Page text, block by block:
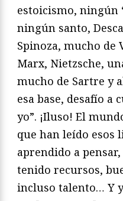
estoicismo, ningún
ningún santo,
Spinoza, mucho de
Marx, Nietzsche,
mucho de Sartre y
esa base, desafío a
yo”. ¡Iluso! El
que han leído esos
aprendido a
tenido recursos,
incluso talento… Y